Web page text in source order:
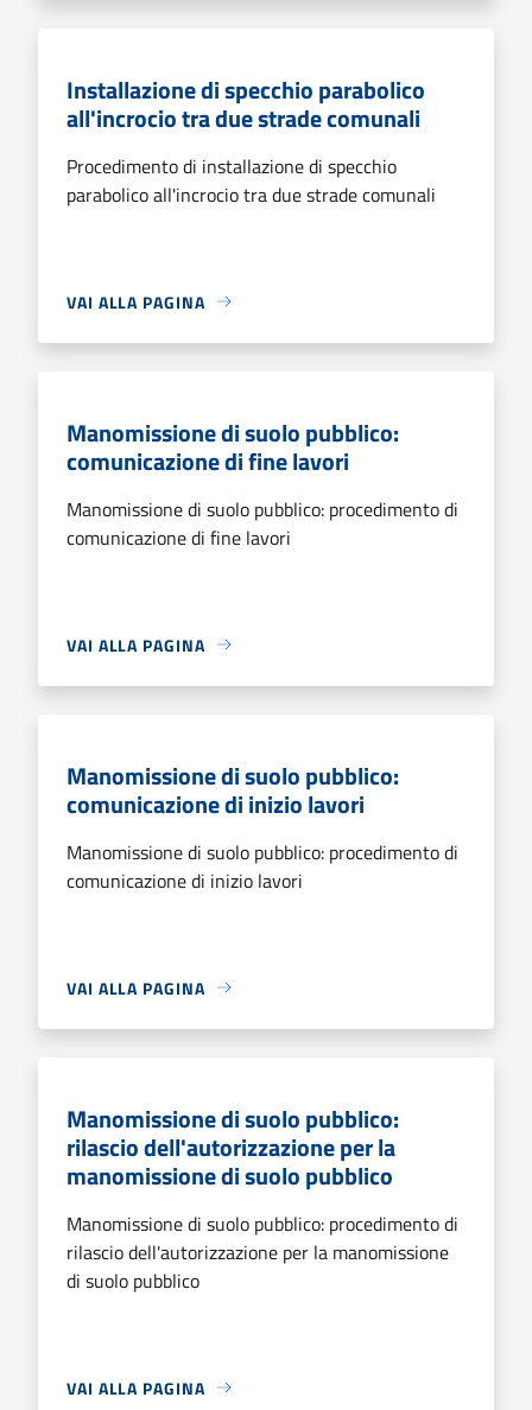
Installazione di specchio parabolico
all'incrocio tra due strade comunali
Procedimento di installazione di specchio
parabolico all'incrocio tra due strade comunali
VAI ALLA PAGINA
Manomissione di suolo pubblico:
comunicazione di fine lavori
Manomissione di suolo pubblico: procedimento di
comunicazione di fine lavori
VAI ALLA PAGINA
Manomissione di suolo pubblico:
comunicazione di inizio lavori
Manomissione di suolo pubblico: procedimento di
comunicazione di inizio lavori
VAI ALLA PAGINA
Manomissione di suolo pubblico:
rilascio dell'autorizzazione per la
manomissione di suolo pubblico
Manomissione di suolo pubblico: procedimento di
rilascio dell'autorizzazione per la manomissione
di suolo pubblico
VAI ALLA PAGINA